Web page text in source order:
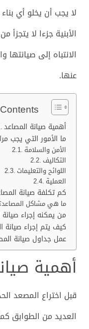
لا يجب أن يخلو أي
الأبنية جزءا لا يتجزأ
الانتباه إلى
عنها.
أهمية صيانة المصاعد
ما الأمور التي يجب
الأمن والسلامة
التكاليف
اللوائح والتعليمات
العملية
كم تكلفة صيانة
ما هي مشاكل
من يمكنه إجراء
كيف يتم إجراء صيانة
عمل جداول صيانة
أهمية
قبل اختراع المصعد
العديد من الطوابق